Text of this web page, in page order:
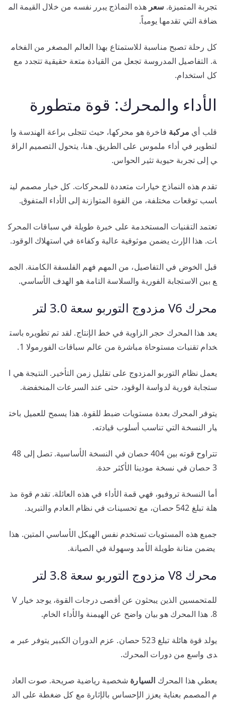
تجربة المتميزة. سعر هذه النماذج يبرر نفسه من خلال القيمة الم
ضافة التي تقدمها يومياً.
كل رحلة تصبح مناسبة للاستمتاع بهذا العالم المصغر من الفخام
ة. التفاصيل المدروسة تجعل من القيادة متعة حقيقية تتجدد مع
كل استخدام.
الأداء والمحرك: قوة متطورة
قلب أي مركبة فاخرة هو محركها، حيث تتجلى براعة الهندسة وا
لتطوير في أداء ملموس على الطريق. هنا، يتحول التصميم الراق
ي إلى تجربة حيوية تثير الحواس.
تقدم هذه النماذج خيارات متعددة للمحركات. كل خيار مصمم لين
اسب توقعات مختلفة، من القوة المتوازنة إلى الأداء المتفوق.
تعتمد التقنيات المستخدمة على خبرة طويلة في سباقات المحرك
ات. هذا الإرث يضمن موثوقية عالية وكفاءة في استهلاك الوقود.
قبل الخوض في التفاصيل، من المهم فهم الفلسفة الكامنة. الجم
ع بين الاستجابة الفورية والسلاسة التامة هو الهدف الأساسي.
محرك V6 مزدوج التوربو سعة 3.0 لتر
يعد هذا المحرك حجر الزاوية في خط الإنتاج. لقد تم تطويره باست
خدام تقنيات مستوحاة مباشرة من عالم سباقات الفورمولا 1.
يعمل نظام التوربو المزدوج على تقليل زمن التأخير. النتيجة هي ا
ستجابة فورية لدواسة الوقود، حتى عند السرعات المنخفضة.
يتوفر المحرك بعدة مستويات ضبط للقوة. هذا يسمح للعميل باخت
يار النسخة التي تناسب أسلوب قيادته.
تتراوح قوته بين 404 حصان في النسخة الأساسية. تصل إلى 48
3 حصان في نسخة مودينا الأكثر حدة.
أما النسخة تروفيو، فهي قمة الأداء في هذه العائلة. تقدم قوة مذ
هلة تبلغ 542 حصان، مع تحسينات في نظام العادم والتبريد.
جميع هذه المستويات تستخدم نفس الهيكل الأساسي المتين. هذا
يضمن متانة طويلة الأمد وسهولة في الصيانة.
محرك V8 مزدوج التوربو سعة 3.8 لتر
للمتحمسين الذين يبحثون عن أقصى درجات القوة، يوجد خيار V
8. هذا المحرك هو بيان واضح عن الهيمنة والأداء الخام.
يولد قوة هائلة تبلغ 523 حصان. عزم الدوران الكبير يتوفر عبر م
دى واسع من دورات المحرك.
يعطي هذا المحرك السيارة شخصية رياضية صريحة. صوت العاد
م المصمم بعناية يعزز الإحساس بالإثارة مع كل ضغطة على الد